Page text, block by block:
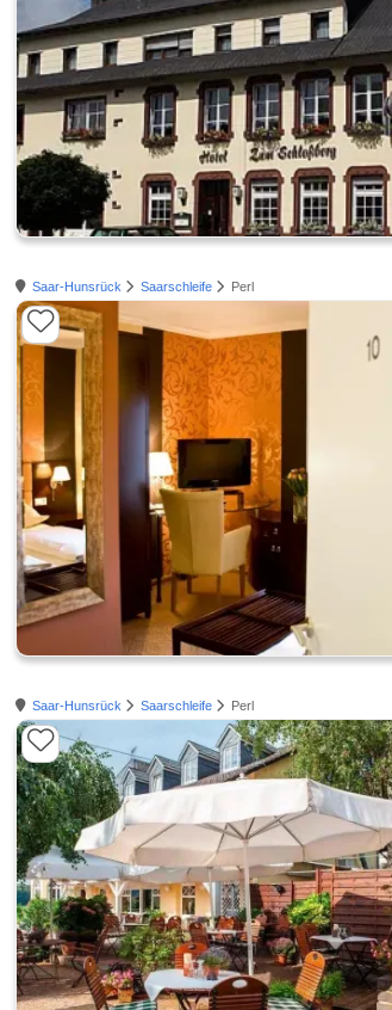
Saar-Hunsrück Saarschleife Perl
Saar-Hunsrück Saarschleife Perl